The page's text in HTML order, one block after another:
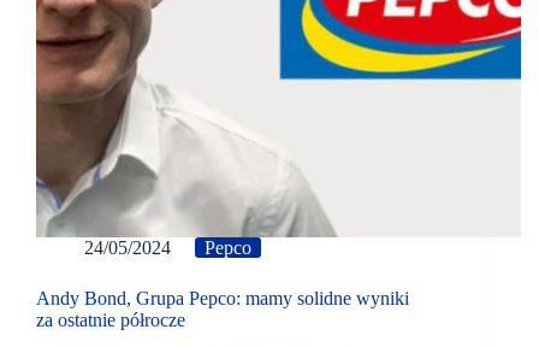
24/05/2024 Pepco
Andy Bond, Grupa Pepco: mamy solidne wyniki
za ostatnie półrocze